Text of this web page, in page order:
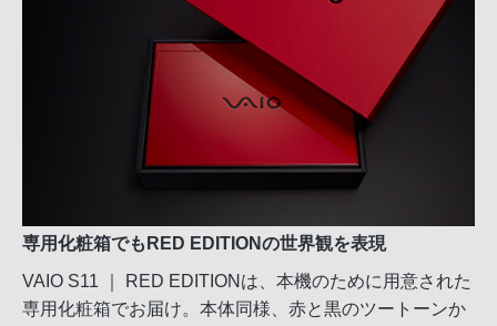
専用化粧箱でもRED EDITIONの世界観を表現
VAIO S11 ｜ RED EDITIONは、本機のために用意された
専用化粧箱でお届け。本体同様、赤と黒のツートーンか